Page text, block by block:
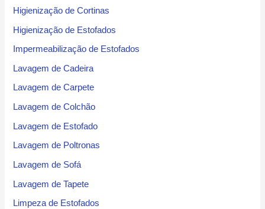
Higienização de Cortinas
Higienização de Estofados
Impermeabilização de Estofados
Lavagem de Cadeira
Lavagem de Carpete
Lavagem de Colchão
Lavagem de Estofado
Lavagem de Poltronas
Lavagem de Sofá
Lavagem de Tapete
Limpeza de Estofados